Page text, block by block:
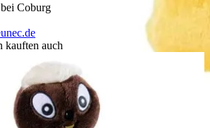
Coburg
kauften auch